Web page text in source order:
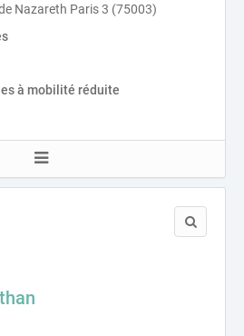
Nazareth Paris 3 (75003)
à mobilité réduite